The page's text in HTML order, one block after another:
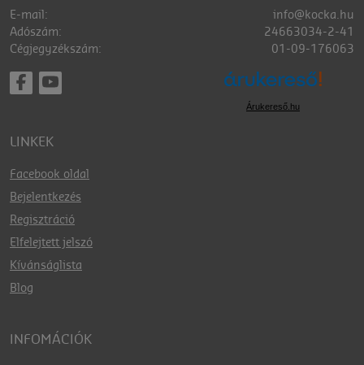
E-mail:
info@kocka.hu
Adószám:
24663034-2-41
Cégjegyzékszám:
01-09-176063
Árukereső.hu
LINKEK
Facebook oldal
Bejelentkezés
Regisztráció
Elfelejtett jelszó
Kívánságlista
Blog
INFOMÁCIÓK